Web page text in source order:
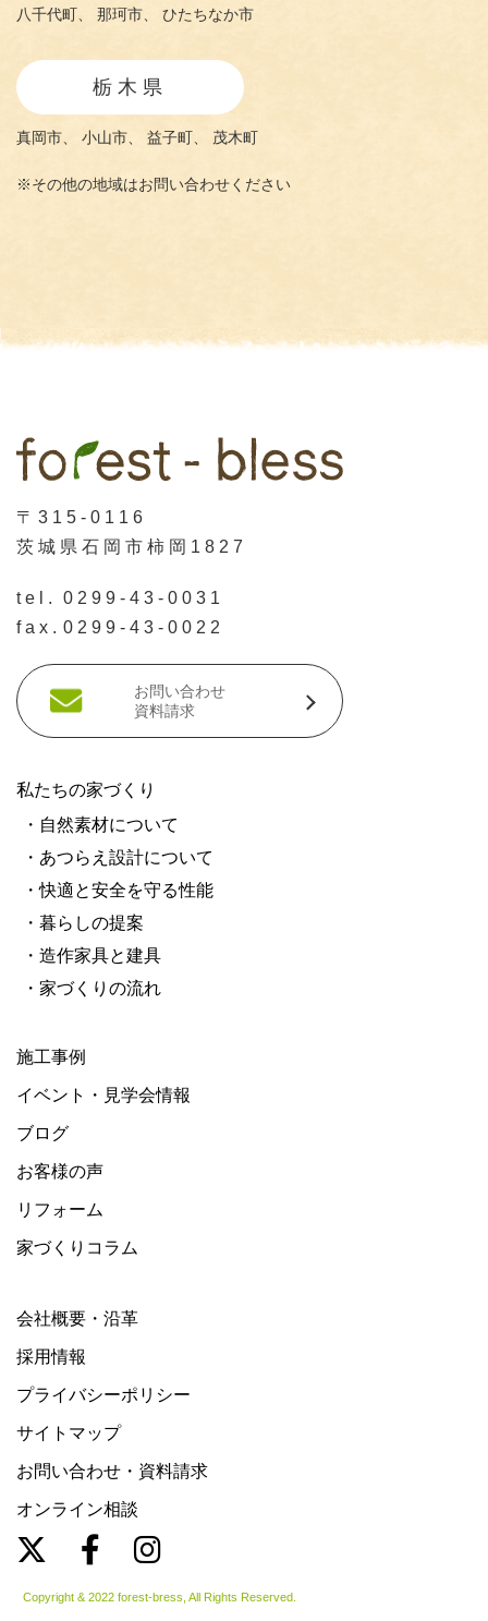
八千代町、
那珂市、 ひたちなか市
栃木県
真岡市、 小山市、 益子町、 茂木町
※その他の地域はお問い合わせください
〒315-0116
茨城県石岡市柿岡1827
tel.
0299-43-0031
fax. 0299-43-0022
お問い合わせ
資料請求
私たちの家づくり
・自然素材について
・あつらえ設計について
・快適と安全を守る性能
・暮らしの提案
・造作家具と建具
・家づくりの流れ
施工事例
イベント・見学会情報
ブログ
お客様の声
リフォーム
家づくりコラム
会社概要・沿革
採用情報
プライバシーポリシー
サイトマップ
お問い合わせ・資料請求
オンライン相談
Copyright & 2022 forest-bress, All Rights Reserved.